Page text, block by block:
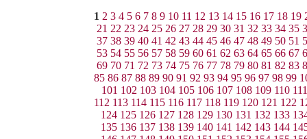
1 2 3 4 5 6 7 8 9 10 11 12 13 14 15 16 17 18 19
21 22 23 24 25 26 27 28 29 30 31 32 33 34 35
37 38 39 40 41 42 43 44 45 46 47 48 49 50 51
53 54 55 56 57 58 59 60 61 62 63 64 65 66 67
69 70 71 72 73 74 75 76 77 78 79 80 81 82 83
85 86 87 88 89 90 91 92 93 94 95 96 97 98 99
101 102 103 104 105 106 107 108 109 110 111
112 113 114 115 116 117 118 119 120 121 122
124 125 126 127 128 129 130 131 132 133
135 136 137 138 139 140 141 142 143 144